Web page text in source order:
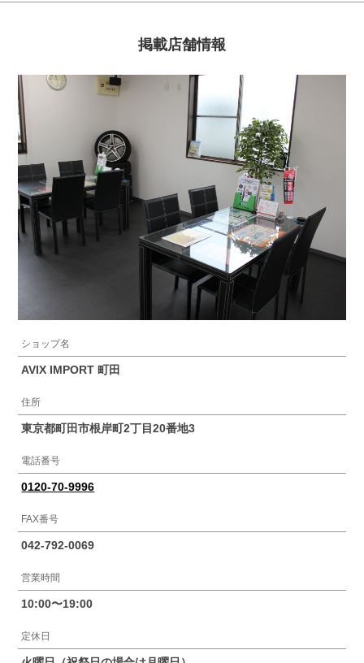
掲載店舗情報
ショップ名
AVIX IMPORT 町田
住所
東京都町田市根岸町2丁目20番地3
電話番号
0120-70-9996
FAX番号
042-792-0069
営業時間
10:00〜19:00
定休日